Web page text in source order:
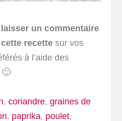
laisser un commentaire
recette sur vos
à l’aide des
🙂
,coriandre,graines de
, paprika, poulet,